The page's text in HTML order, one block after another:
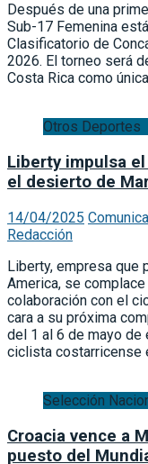
Después de una
Sub-17 Femenina
Clasificatorio de
2026. El torneo será
Costa Rica como
Otros Deportes
Liberty impulsa
el desierto de
14/04/2025
Redacción
Liberty, empresa que
America, se
colaboración con el
cara a su próxima
del 1 al 6 de mayo de
ciclista costarricense
Selección
Croacia vence a
puesto del